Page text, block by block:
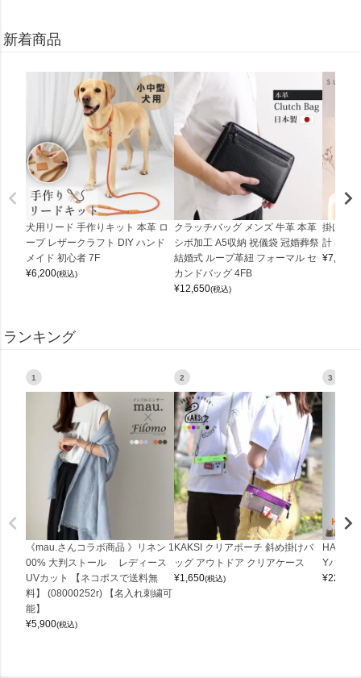
新着商品
犬用リード 手作りキット 本革 ロ
ープ レザークラフト DIY ハンド
メイド 初心者 7F
¥6,200(税込)
クラッチバッグ メンズ 牛革 本革
シボ加工 A5収納 祝儀袋 冠婚葬祭
結婚式 ループ革紐 フォーマル セ
カンドバッグ 4FB
¥12,650(税込)
掛け時
計
¥7,150
ランキング
1
《mau.さんコラボ商品 》リネン 1
00% 大判ストール レディース
UVカット 【ネコポスで送料無
料】 (08000252r) 【名入れ刺繍可
能】
¥5,900(税込)
2
KAKSI クリアポーチ 斜め掛けバ
ッグ アウトドア クリアケース
¥1,650(税込)
3
Yバッグ
¥22,000